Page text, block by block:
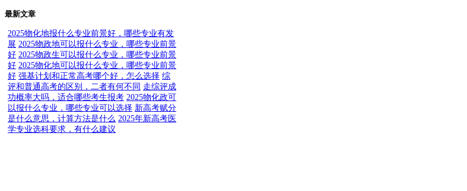
最新文章
2025物化地报什么专业前景好，哪些专业有发
展 2025物政地可以报什么专业，哪些专业前景
好 2025物政生可以报什么专业，哪些专业前景
好 2025物化地可以报什么专业，哪些专业前景
好 强基计划和正常高考哪个好，怎么选择 综
评和普通高考的区别，二者有何不同 走综评成
功概率大吗，适合哪些考生报考 2025物化政可
以报什么专业，哪些专业可以选择 新高考赋分
是什么意思，计算方法是什么 2025年新高考医
学专业选科要求，有什么建议